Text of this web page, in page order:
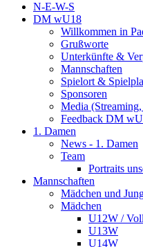
N-E-W-S
DM wU18
Willkommen in
Grußworte
Unterkünfte &
Mannschaften
Spielort &
Sponsoren
Media
Feedback DM
1. Damen
News - 1. Damen
Team
Portraits
Mannschaften
Mädchen und
Mädchen
U12W /
U13W
U14W